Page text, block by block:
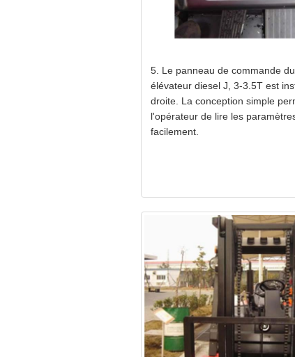
5. Le panneau de commande
élévateur diesel J, 3-3.5T est
droite. La conception simple
l'opérateur de lire les
facilement.